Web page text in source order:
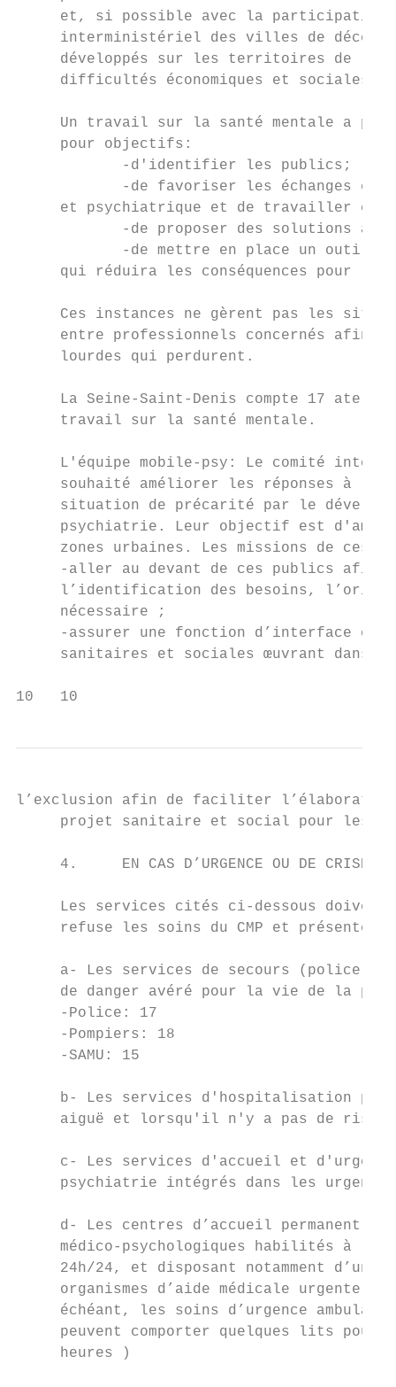
et, si possible avec la
interministériel des villes de
développés sur les territoires de la
     difficultés économiques et sociales.
Un travail sur la santé mentale a
     pour objectifs:
            -d'identifier les publics;
-de favoriser les échanges
et psychiatrique et de travailler en
-de proposer des solutions à
-de mettre en place un outil
qui réduira les conséquences pour
Ces instances ne gèrent pas les
entre professionnels concernés afin
     lourdes qui perdurent.
La Seine-Saint-Denis compte 17
     travail sur la santé mentale.
L'équipe mobile-psy: Le comité
souhaité améliorer les réponses à la
situation de précarité par le
psychiatrie. Leur objectif est
zones urbaines. Les missions de ces
-aller au devant de ces publics afin
l’identification des besoins,
     nécessaire ;
-assurer une fonction d’interface
sanitaires et sociales œuvrant dans
10   10
l’exclusion afin de faciliter l’élaboration
projet sanitaire et social pour les
     4.     EN CAS D’URGENCE OU DE CRISE:
Les services cités ci-dessous
refuse les soins du CMP et présente
a- Les services de secours (police
de danger avéré pour la vie de la
     -Police: 17
     -Pompiers: 18
     -SAMU: 15
b- Les services d'hospitalisation
aiguë et lorsqu'il n'y a pas de
c- Les services d'accueil et
psychiatrie intégrés dans les
d- Les centres d’accueil permanent
médico-psychologiques habilités à
24h/24, et disposant notamment d’une
organismes d’aide médicale urgente
échéant, les soins d’urgence
peuvent comporter quelques lits pour
     heures )